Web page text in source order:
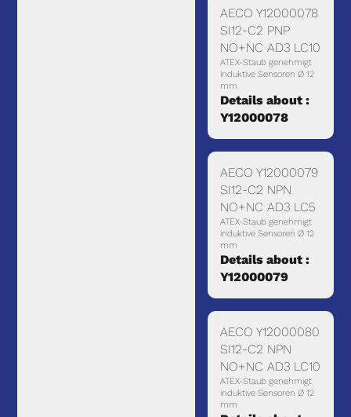
AECO Y12000078
SI12-C2 PNP
NO+NC AD3 LC10
ATEX-Staub genehmigt
induktive Sensoren Ø 12
mm
Details about :
Y12000078
AECO Y12000079
SI12-C2 NPN
NO+NC AD3 LC5
ATEX-Staub genehmigt
induktive Sensoren Ø 12
mm
Details about :
Y12000079
AECO Y12000080
SI12-C2 NPN
NO+NC AD3 LC10
ATEX-Staub genehmigt
induktive Sensoren Ø 12
mm